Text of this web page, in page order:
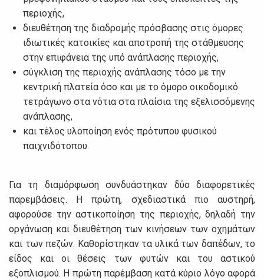
περιοχής,
διευθέτηση της διαδρομής πρόσβασης στις όμορες
ιδιωτικές κατοικίες και αποτροπή της στάθμευσης
στην επιφάνεια της υπό ανάπλασης περιοχής,
σύγκλιση της περιοχής ανάπλασης τόσο με την
κεντρική πλατεία όσο και με το όμορο οικοδομικό
τετράγωνο στα νότια στα πλαίσια της εξελισσόμενης
ανάπλασης,
και τέλος υλοποίηση ενός πρότυπου φυσικού
παιχνιδότοπου.
Για τη διαμόρφωση συνδυάστηκαν δύο διαφορετικές
παρεμβάσεις. Η πρώτη, σχεδιαστικά πιο αυστηρή,
αφορούσε την αστικοποίηση της περιοχής, δηλαδή την
οργάνωση και διευθέτηση των κινήσεων των οχημάτων
και των πεζών. Καθορίστηκαν τα υλικά των δαπέδων, το
είδος και οι θέσεις των φυτών και του αστικού
εξοπλισμού. Η πρώτη παρέμβαση κατά κύριο λόγο αφορά